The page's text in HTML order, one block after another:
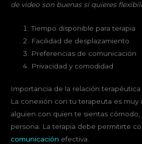
de video son buenas si quieres
Tiempo disponible para terapia
Facilidad de desplazamiento
Preferencias de comunicación
Privacidad y comodidad
Importancia de la relación terapéutica
La conexión con tu terapeuta es muy
alguien con quien te sientas cómodo,
persona. La terapia debe permitirte
comunicación efectiva.